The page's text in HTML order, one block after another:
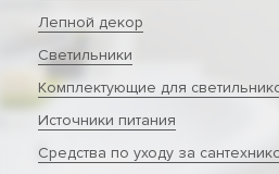
Лепной декор
Светильники
Комплектующие для
Источники питания
Средства по уходу за